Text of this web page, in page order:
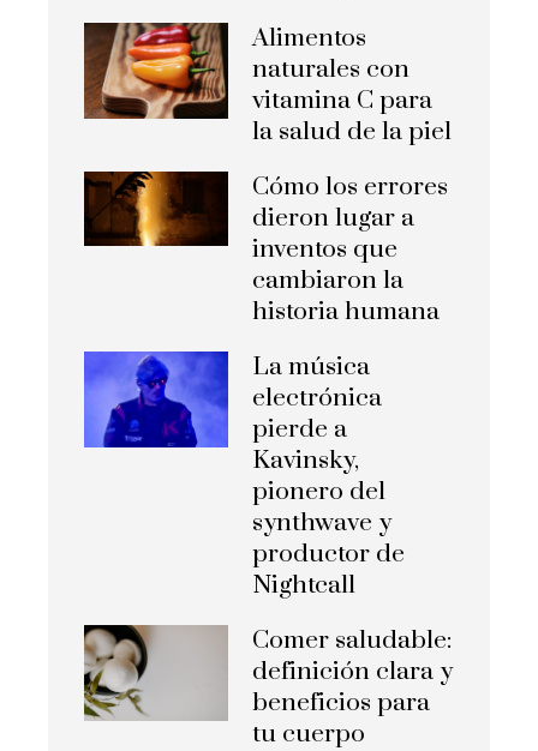
Alimentos
naturales con
vitamina C para
la salud de la piel
Cómo los errores
dieron lugar a
inventos que
cambiaron la
historia humana
La música
electrónica
pierde a
Kavinsky,
pionero del
synthwave y
productor de
Nightcall
Comer saludable:
definición clara y
beneficios para
tu cuerpo